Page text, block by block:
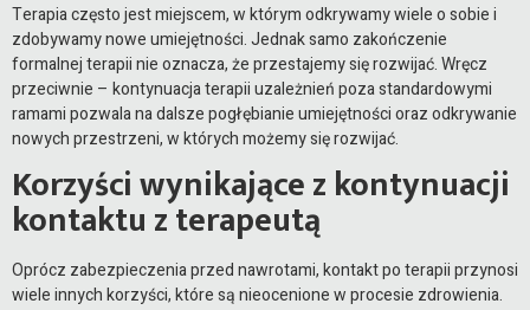
Terapia często jest miejscem, w którym odkrywamy wiele o sobie i
zdobywamy nowe umiejętności. Jednak samo zakończenie
formalnej terapii nie oznacza, że przestajemy się rozwijać. Wręcz
przeciwnie – kontynuacja terapii uzależnień poza standardowymi
ramami pozwala na dalsze pogłębianie umiejętności oraz odkrywanie
nowych przestrzeni, w których możemy się rozwijać.
Korzyści wynikające z kontynuacji
kontaktu z terapeutą
Oprócz zabezpieczenia przed nawrotami, kontakt po terapii przynosi
wiele innych korzyści, które są nieocenione w procesie zdrowienia.